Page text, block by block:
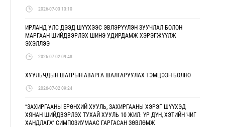
2026-07-03 13:10
ИРЛАНД УЛС ДЭЭД ШҮҮХЭЭС ЭВЛЭРҮҮЛЭН ЗУУЧЛАЛ БОЛОН
МАРГААН ШИЙДВЭРЛЭХ ШИНЭ УДИРДАМЖ ХЭРЭГЖҮҮЛЖ
ЭХЭЛЛЭЭ
2026-07-02 09:48
ХУУЛЬЧДЫН ШАТРЫН АВАРГА ШАЛГАРУУЛАХ ТЭМЦЭЭН БОЛНО
2026-07-02 09:24
“ЗАХИРГААНЫ ЕРӨНХИЙ ХУУЛЬ, ЗАХИРГААНЫ ХЭРЭГ ШҮҮХЭД
ХЯНАН ШИЙДВЭРЛЭХ ТУХАЙ ХУУЛЬ 10 ЖИЛ: ҮР ДҮН, ХЭТИЙН ЧИГ
ХАНДЛАГА” СИМПОЗИУМААС ГАРГАСАН ЗӨВЛӨМЖ